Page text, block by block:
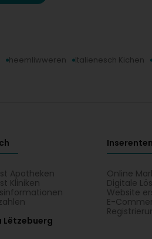
heemliwweren Italienesch Kichen
Apotheken
Kliniken
Inserenten
Online
Digitale
Website
E-